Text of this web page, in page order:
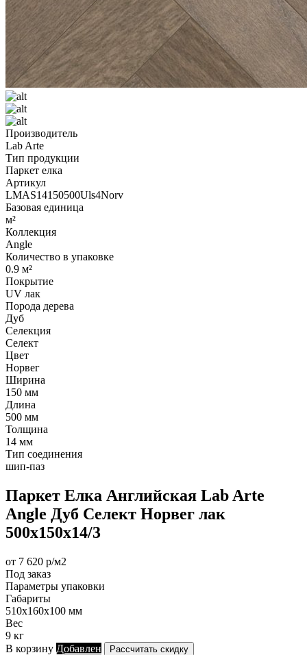
Производитель
Lab Arte
Тип продукции
Паркет елка
Артикул
LMAS14150500Uls4Norv
Базовая единица
м²
Коллекция
Angle
Количество в упаковке
0.9 м²
Покрытие
UV лак
Порода дерева
Дуб
Селекция
Селект
Цвет
Норвег
Ширина
150 мм
Длина
500 мм
Толщина
14 мм
Тип соединения
шип-паз
Паркет Елка Английская Lab Arte
Angle Дуб Селект Норвег лак
500х150х14/3
от 7 620 р/м2
Под заказ
Параметры упаковки
Габариты
510х160х100 мм
Вес
9 кг
В корзину Добавлен Рассчитать скидку